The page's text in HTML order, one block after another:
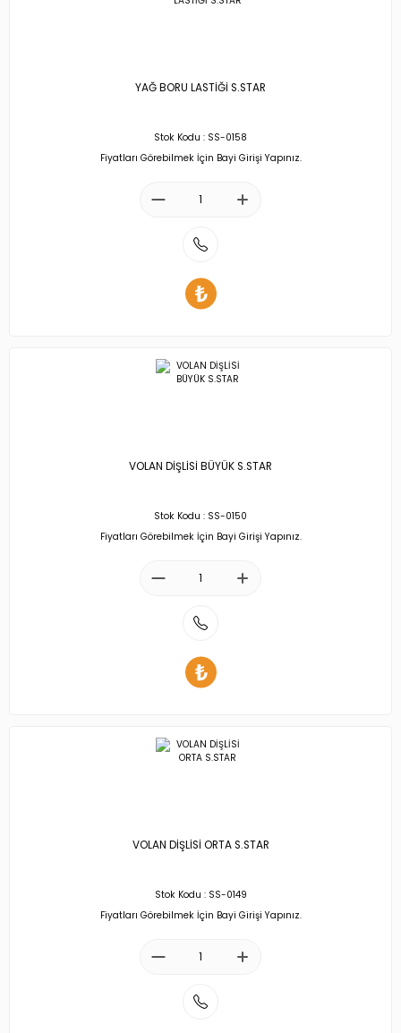
YAĞ BORU LASTİĞİ S.STAR
Stok Kodu : SS-0158
Fiyatları Görebilmek İçin Bayi Girişi Yapınız.
VOLAN DİŞLİSİ BÜYÜK S.STAR
Stok Kodu : SS-0150
Fiyatları Görebilmek İçin Bayi Girişi Yapınız.
VOLAN DİŞLİSİ ORTA S.STAR
Stok Kodu : SS-0149
Fiyatları Görebilmek İçin Bayi Girişi Yapınız.